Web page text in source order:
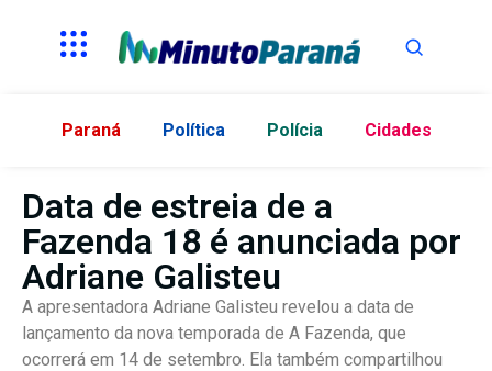
Paraná Política Polícia Cidades
Data de estreia de a
Fazenda 18 é anunciada por
Adriane Galisteu
A apresentadora Adriane Galisteu revelou a data de
lançamento da nova temporada de A Fazenda, que
ocorrerá em 14 de setembro. Ela também compartilhou